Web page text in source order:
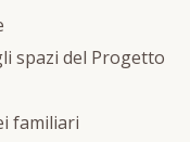
spazi del Progetto
familiari